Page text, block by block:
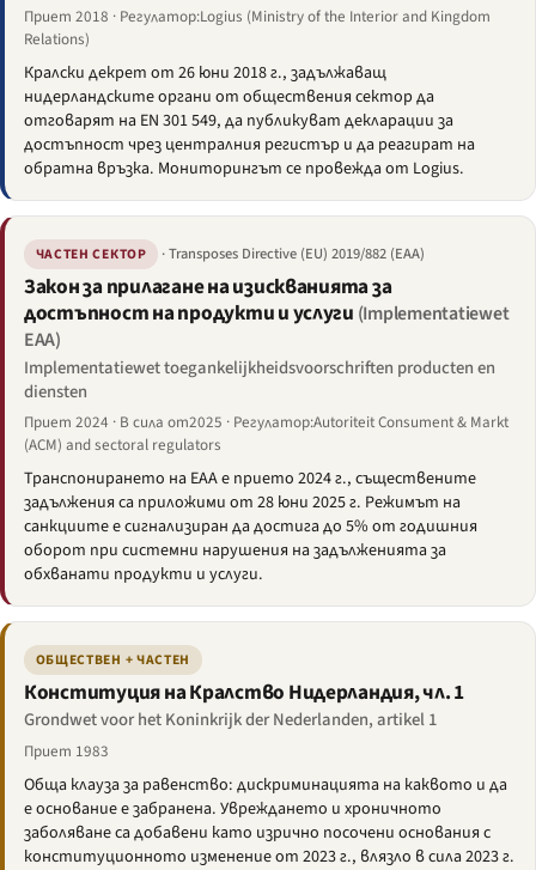
Приет 2018 · Регулатор:Logius (Ministry of the Interior and Kingdom
Relations)
Кралски декрет от 26 юни 2018 г., задължаващ
нидерландските органи от обществения сектор да
отговарят на EN 301 549, да публикуват декларации за
достъпност чрез централния регистър и да реагират на
обратна връзка. Мониторингът се провежда от Logius.
ЧАСТЕН СЕКТОР · Transposes Directive (EU) 2019/882 (EAA)
Закон за прилагане на изискванията за
достъпност на продукти и услуги (Implementatiewet
EAA)
Implementatiewet toegankelijkheidsvoorschriften producten en
diensten
Приет 2024 · В сила от2025 · Регулатор:Autoriteit Consument & Markt
(ACM) and sectoral regulators
Транспонирането на EAA е прието 2024 г., съществените
задължения са приложими от 28 юни 2025 г. Режимът на
санкциите е сигнализиран да достига до 5% от годишния
оборот при системни нарушения на задълженията за
обхванати продукти и услуги.
ОБЩЕСТВЕН + ЧАСТЕН
Конституция на Кралство Нидерландия, чл. 1
Grondwet voor het Koninkrijk der Nederlanden, artikel 1
Приет 1983
Обща клауза за равенство: дискриминацията на каквото и да
е основание е забранена. Увреждането и хроничното
заболяване са добавени като изрично посочени основания с
конституционното изменение от 2023 г., влязло в сила 2023 г.